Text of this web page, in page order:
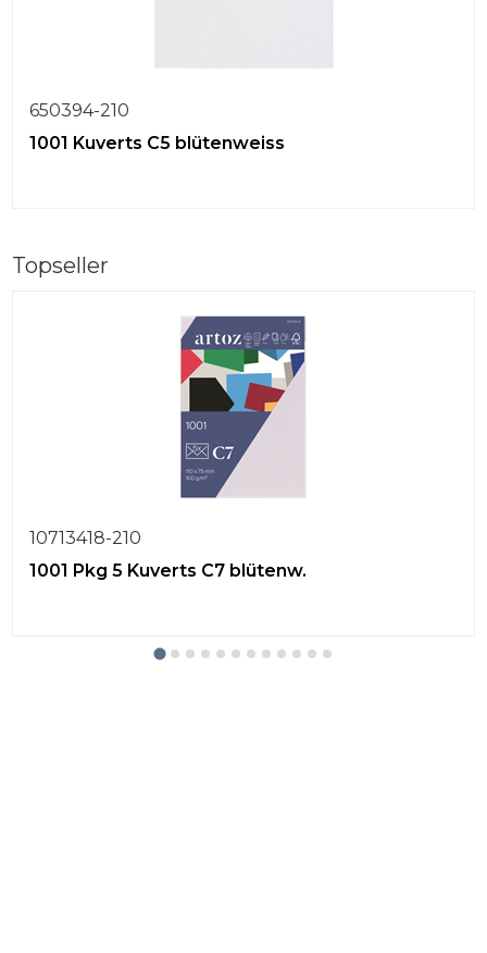
650394-210
1001 Kuverts C5 blütenweiss
Topseller
10713418-210
1001 Pkg 5 Kuverts C7 blütenw.